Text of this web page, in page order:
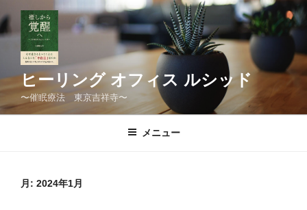
ン
テ
へ
ス
ヒーリング オフィス ルシッド
〜催眠療法 東京吉祥寺〜
メニュー
月: 2024年1月